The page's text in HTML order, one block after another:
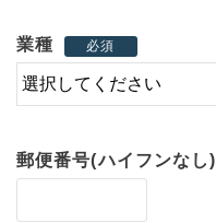
業種 必須
郵便番号(ハイフンなし)